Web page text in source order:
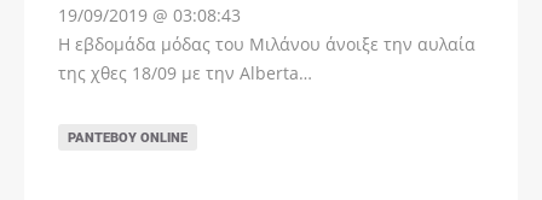
19/09/2019 @ 03:08:43
Η εβδομάδα μόδας του Μιλάνου άνοιξε την αυλαία
της χθες 18/09 με την Alberta…
ΡΑΝΤΕΒΟΎ ONLINE